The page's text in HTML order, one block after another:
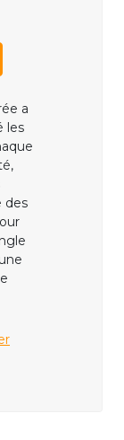
a
les
des